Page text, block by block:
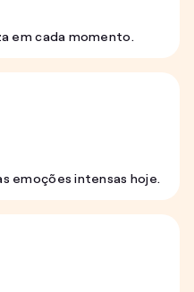
em cada momento.
emoções intensas hoje.